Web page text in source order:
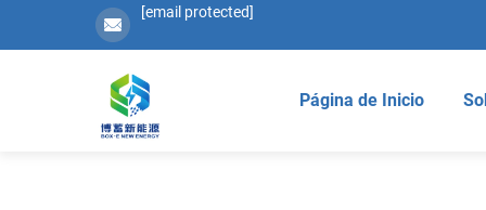
[email protected]
Página de Inicio